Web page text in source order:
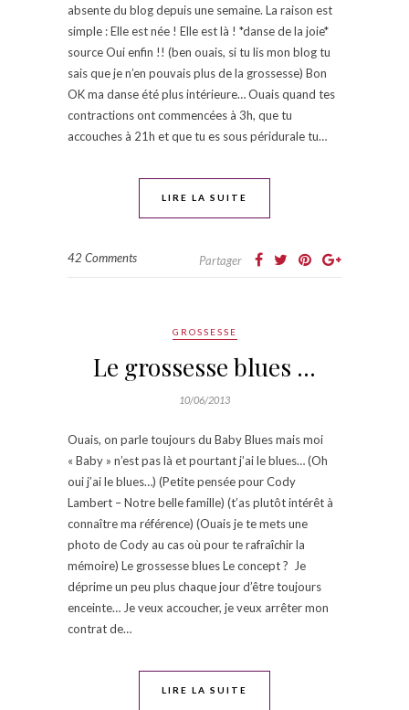
absente du blog depuis une semaine. La raison est
simple : Elle est née ! Elle est là ! *danse de la joie*
source Oui enfin !! (ben ouais, si tu lis mon blog tu
sais que je n’en pouvais plus de la grossesse) Bon
OK ma danse été plus intérieure… Ouais quand tes
contractions ont commencées à 3h, que tu
accouches à 21h et que tu es sous péridurale tu…
LIRE LA SUITE
42 Comments Partager
GROSSESSE
Le grossesse blues …
10/06/2013
Ouais, on parle toujours du Baby Blues mais moi
« Baby » n’est pas là et pourtant j’ai le blues… (Oh
oui j’ai le blues…) (Petite pensée pour Cody
Lambert – Notre belle famille) (t’as plutôt intérêt à
connaître ma référence) (Ouais je te mets une
photo de Cody au cas où pour te rafraîchir la
mémoire) Le grossesse blues Le concept ? Je
déprime un peu plus chaque jour d’être toujours
enceinte… Je veux accoucher, je veux arrêter mon
contrat de…
LIRE LA SUITE